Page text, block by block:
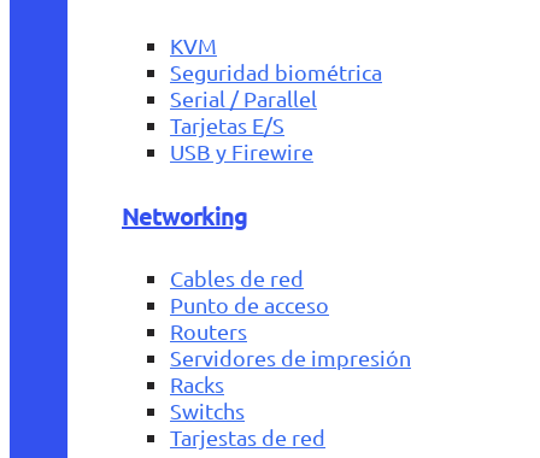
KVM
Seguridad biométrica
Serial / Parallel
Tarjetas E/S
USB y Firewire
Networking
Cables de red
Punto de acceso
Routers
Servidores de impresión
Racks
Switchs
Tarjestas de red